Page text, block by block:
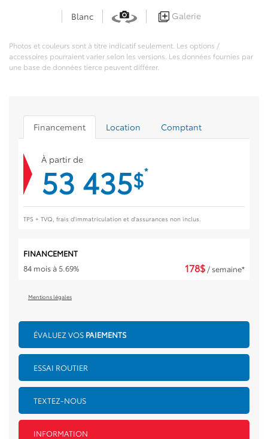
Blanc Galerie
Photos et couleurs sont à titre indicatif seulement. Les options /
accessoires pourraient varier selon les versions. Les données fournies par
une base de données tierce peuvent différer.
Financement Location Comptant
À partir de
53 435$*
TPS + TVQ, frais d'immatriculation et d'assurances non inclus.
FINANCEMENT
84 mois à 5.69%
178$ / semaine*
Mentions légales
ÉVALUEZ VOS PAIEMENTS
ESSAI ROUTIER
TEXTEZ-NOUS
INFORMATION